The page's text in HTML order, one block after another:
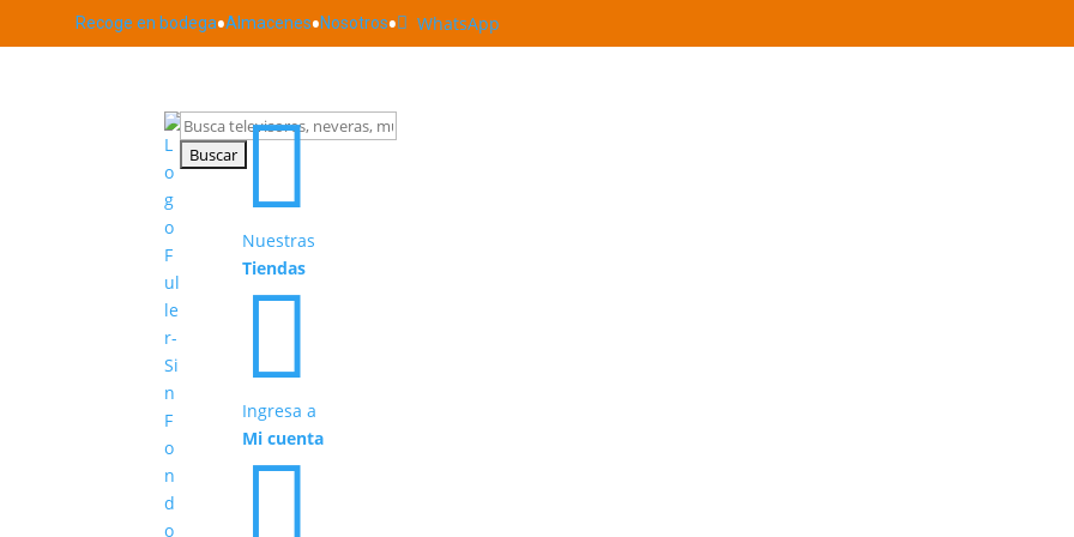
Recoge en bodega•Almacenes•Nosotros• WhatsApp
Buscar:
Nuestras
Tiendas

Ingresa a
Mi cuenta
